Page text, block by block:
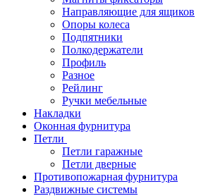
Направляющие для ящиков
Опоры колеса
Подпятники
Полкодержатели
Профиль
Разное
Рейлинг
Ручки мебельные
Накладки
Оконная фурнитура
Петли
Петли гаражные
Петли дверные
Противопожарная фурнитура
Раздвижные системы